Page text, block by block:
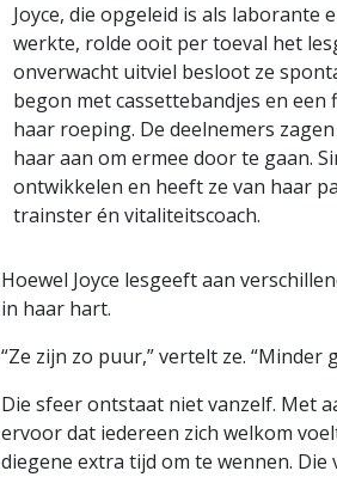
Joyce, die opgeleid is als laborante
werkte, rolde ooit per toeval het
onverwacht uitviel besloot ze
begon met cassettebandjes en een
haar roeping. De deelnemers
haar aan om ermee door te gaan.
ontwikkelen en heeft ze van haar
trainster én vitaliteitscoach.
Hoewel Joyce lesgeeft aan
in haar hart.
“Ze zijn zo puur,” vertelt ze. “Minder
Die sfeer ontstaat niet vanzelf. Met
ervoor dat iedereen zich welkom
diegene extra tijd om te wennen.